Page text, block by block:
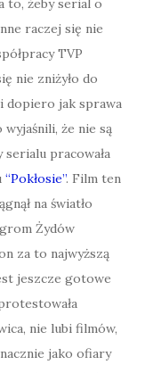
to, żeby serial o
raczej się nie
TVP
nie zniżyło do
dopiero jak sprawa
że nie są
serialu pracowała
“Pokłosie”. Film ten
na światło
Żydów
za to najwyższą
jeszcze gotowe
nie lubi filmów,
jako ofiary